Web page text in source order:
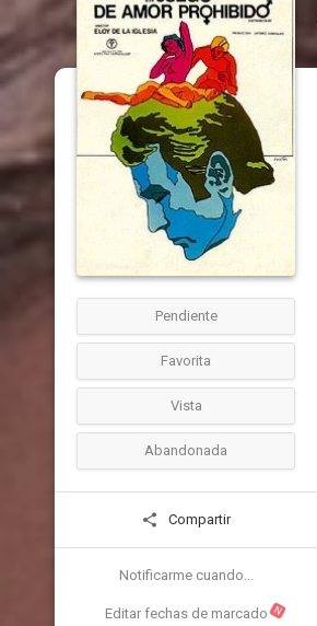
Pendiente
Favorita
Vista
Abandonada
Compartir
Notificarme cuando...
Editar fechas de marcado N